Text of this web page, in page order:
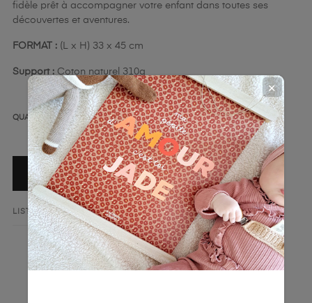
fidèle prêt à accompagner votre enfant dans toutes ses
découvertes et aventures.
FORMAT : (L x H) 33 x 45 cm
Support : Coton naturel 310g
QUANTITÉ
AJOUTER AU PANIER
LISTE DE SOUHAITS AJOUTER AU COMPARATEUR
✕